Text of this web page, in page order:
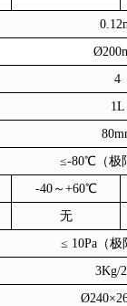
4
1L
≤-80℃（极
-40～+60℃
无
≤ 10Pa（极
3Kg/